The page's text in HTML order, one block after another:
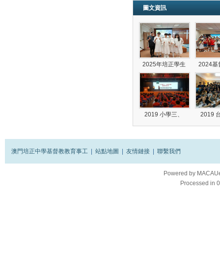
圖文資訊
2025年培正學生 2024基
2019 小學三、 2019
澳門培正中學基督教教育事工 | 站點地圖 | 友情鏈接 | 聯繫我們
Powered by
Processed in